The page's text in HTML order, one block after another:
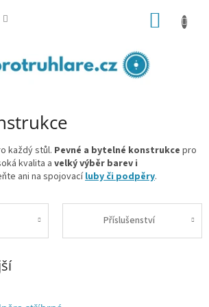
každý stůl. Pevné a bytelné konstrukce pro
kvalita a velký výběr barev i
ani naspojovacíluby či podpěry.
Příslušenství